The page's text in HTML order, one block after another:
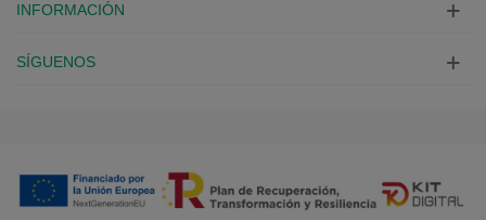
INFORMACIÓN
SÍGUENOS